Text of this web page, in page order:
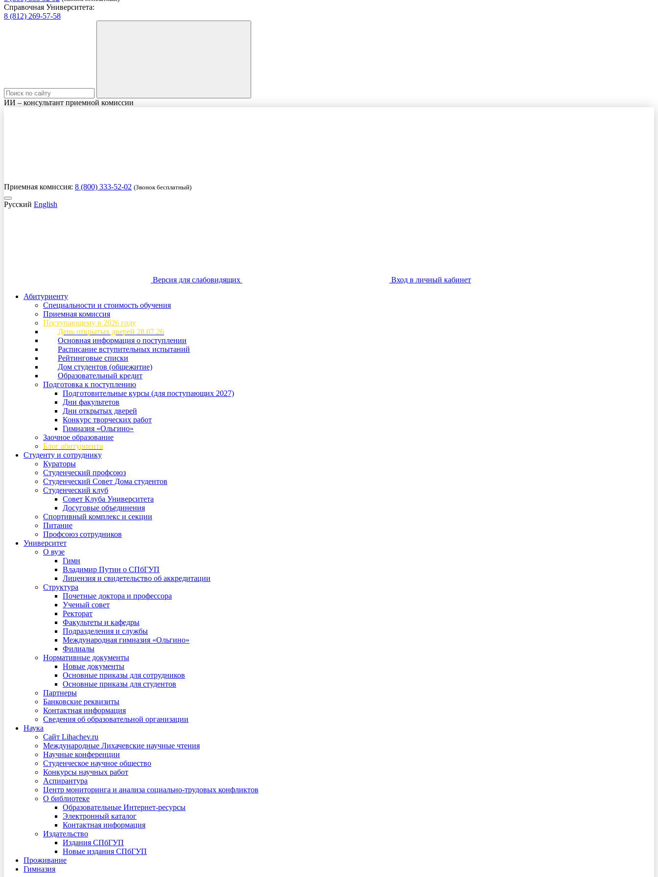
Справочная Университета:
8 (812) 269-57-58
ИИ – консультант приемной комиссии
Приемная комиссия: 8 (800) 333-52-02 (Звонок бесплатный)
Русский English
Версия для слабовидящих
Вход в личный кабинет
Абитуриенту
Специальности и стоимость обучения
Приемная комиссия
Поступающему в 2026 году
День открытых дверей 28.07.26
Основная информация о поступлении
Расписание вступительных испытаний
Рейтинговые списки
Дом студентов (общежитие)
Образовательный кредит
Подготовка к поступлению
Подготовительные курсы (для поступающих 2027)
Дни факультетов
Дни открытых дверей
Конкурс творческих работ
Гимназия «Ольгино»
Заочное образование
Блог абитуриента
Студенту и сотруднику
Кураторы
Студенческий профсоюз
Студенческий Совет Дома студентов
Студенческий клуб
Совет Клуба Университета
Досуговые объединения
Спортивный комплекс и секции
Питание
Профсоюз сотрудников
Университет
О вузе
Гимн
Владимир Путин о СПбГУП
Лицензия и свидетельство об аккредитации
Структура
Почетные доктора и профессора
Ученый совет
Ректорат
Факультеты и кафедры
Подразделения и службы
Международная гимназия «Ольгино»
Филиалы
Нормативные документы
Новые документы
Основные приказы для сотрудников
Основные приказы для студентов
Партнеры
Банковские реквизиты
Контактная информация
Сведения об образовательной организации
Наука
Сайт Lihachev.ru
Международные Лихачевские научные чтения
Научные конференции
Студенческое научное общество
Конкурсы научных работ
Аспирантура
Центр мониторинга и анализа социально-трудовых конфликтов
О библиотеке
Образовательные Интернет-ресурсы
Электронный каталог
Контактная информация
Издательство
Издания СПбГУП
Новые издания СПбГУП
Проживание
Гимназия